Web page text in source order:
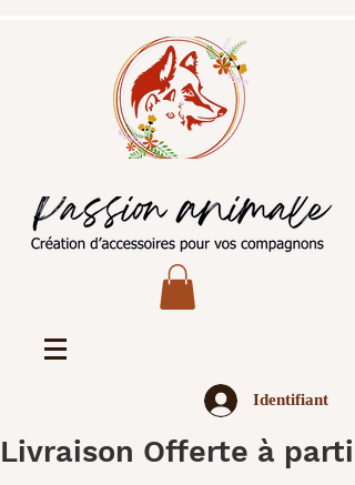
Identifiant
Livraison Offerte à